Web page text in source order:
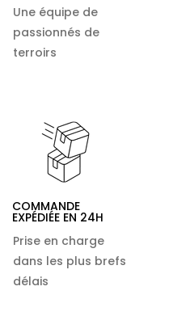
Une équipe de
passionnés de
terroirs
COMMANDE
EXPÉDIÉE EN 24H
Prise en charge
dans les plus brefs
délais